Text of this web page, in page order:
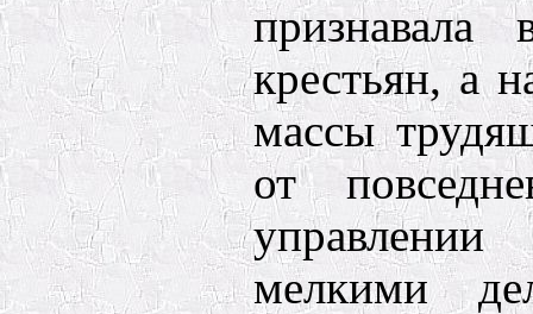
признавала
крестьян, а
массы
от
мелкими